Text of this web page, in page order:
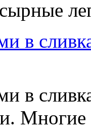
сырные
в
в
Многие